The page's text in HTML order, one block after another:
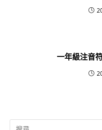
一年級注音
Search